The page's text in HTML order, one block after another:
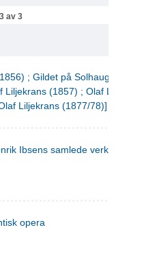
av 3
; Gildet på Solhaug (1883) ;
(1857) ; Olaf Liljekrans
Liljekrans (1877/78)]
Ibsens samlede verker. 3
opera